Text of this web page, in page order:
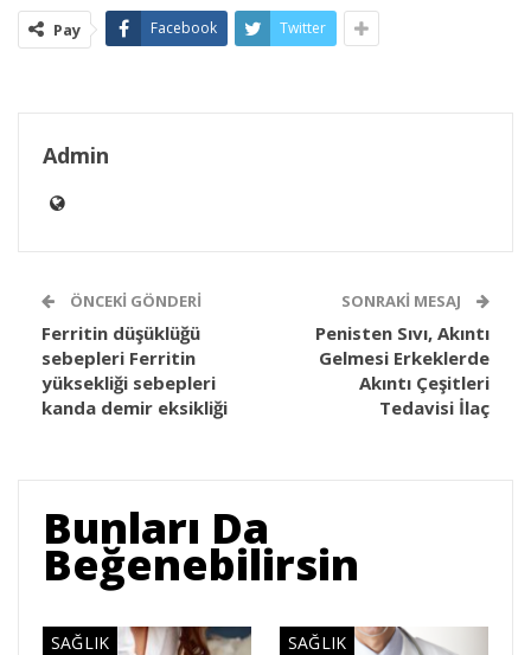
Pay Facebook Twitter
Admin
ÖNCEKI GÖNDERI
Ferritin düşüklüğü
sebepleri Ferritin
yüksekliği sebepleri
kanda demir eksikliği
SONRAKI MESAJ
Penisten Sıvı, Akıntı
Gelmesi Erkeklerde
Akıntı Çeşitleri
Tedavisi İlaç
Bunları Da
Beğenebilirsin
SAĞLIK SAĞLIK